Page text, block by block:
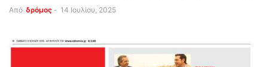
Από δρόμος - 14 Ιουλίου, 2025